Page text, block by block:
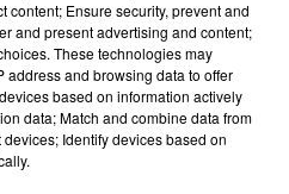
content; Ensure security, prevent and
and present advertising and content;
These technologies may
address and browsing data to offer
based on information actively
data; Match and combine data from
Identify devices based on